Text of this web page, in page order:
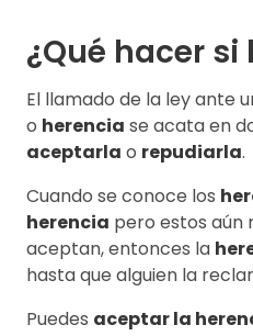
¿Qué hacer
El llamado de la ley ante
o herencia se acata en
aceptarla o repudiarla.
Cuando se conoce los
herencia pero estos aún
aceptan, entonces la
hasta que alguien la
Puedes aceptar la